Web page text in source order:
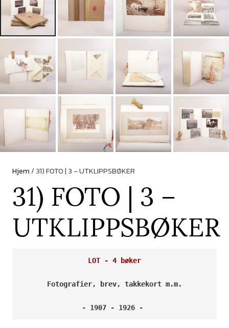
Hjem/ 31) FOTO | 3 – UTKLIPPSBØKER
31) FOTO | 3 –
UTKLIPPSBØKER
LOT - 4 bøker
Fotografier, brev, takkekort m.m.
- 1907 - 1926 -